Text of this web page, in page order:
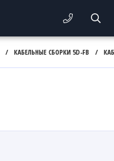
/ КАБЕЛЬНЫЕ СБОРКИ 5D-FB /